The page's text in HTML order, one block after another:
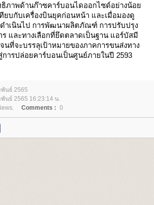
ธิภาพด้านก๊าซคาร์บอนไดออกไซด์อย่างน้อ
ทียบกับเครื่องบินยุคก่อนหน้า และเมื่อมองดู
ำเนินไป การพัฒนาผลิตภัณฑ์ การปรับปรุง
และทางเลือกที่ยึดตลาดเป็นฐาน แอร์บัสมี
นที่จะบรรลุเป้าหมายของภาคการขนส่งทาง
การปล่อยคาร์บอนเป็นศูนย์ภายในปี 2593
นธ์ 2565
นธ์ 2565 16:23:14 น.
Comments : 0